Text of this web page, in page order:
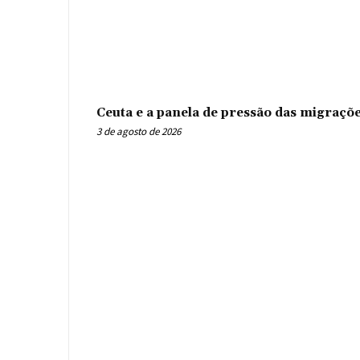
Ceuta e a panela de pressão das
3 de agosto de 2026